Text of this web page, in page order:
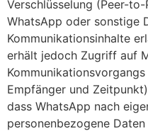
Verschlüsselung (Peer-
WhatsApp oder sonstige
Kommunikationsinhalte
erhält jedoch Zugriff auf
Empfänger und
dass WhatsApp nach
personenbezogene